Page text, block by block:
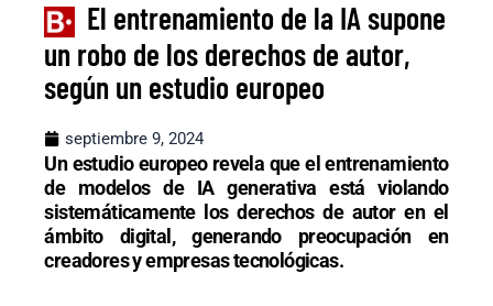
El entrenamiento de la IA supone
un robo de los derechos de autor,
según un estudio europeo
septiembre 9, 2024
Un estudio europeo revela que el entrenamiento
de modelos de IA generativa está violando
sistemáticamente los derechos de autor en el
ámbito digital, generando preocupación en
creadores y empresas tecnológicas.